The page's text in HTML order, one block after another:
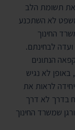
את תשומת הלב
לא השתכנע
החינוך
לבחינתם.
הנתונים
לא נגיש
לראות את
בדרך לא דרך
שמשרד החינוך